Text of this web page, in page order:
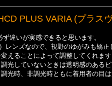
PLUS VARIA (プラスヴ
違いが実感できると思います。
レンズなので、視野のゆがみも矯
えることによって調整してくれます
光していないときは透明感のある
光時、非調光時ともに着用者の目